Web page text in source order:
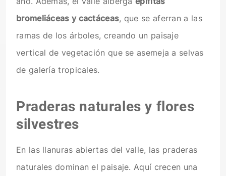
bromeliáceas y cactáceas, que se aferran a las
ramas de los árboles, creando un paisaje
vertical de vegetación que se asemeja a selvas
de galería tropicales.
Praderas naturales y flores
silvestres
En las llanuras abiertas del valle, las praderas
naturales dominan el paisaje. Aquí crecen una